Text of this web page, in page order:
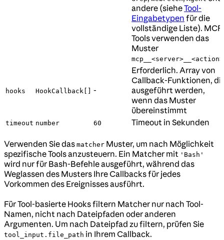
andere (sieheTool-
Eingabetypen für die
vollständige Liste).
Tools verwenden das
Muster
mcp__<server>__<action>
hooks HookCallback[] -
Erforderlich. Array von
Callback-Funktionen,
ausgeführt werden,
wenn das Muster
übereinstimmt
timeout number 60 Timeout in Sekunden
Verwenden Sie das matcher Muster, um nach Möglichkeit
spezifische Tools anzusteuern. Ein Matcher mit 'Bash'
wird nur für Bash-Befehle ausgeführt, während das
Weglassen des Musters Ihre Callbacks für jedes
Vorkommen des Ereignisses ausführt.
Für Tool-basierte Hooks filtern Matcher nur nach Tool-
Namen, nicht nach Dateipfaden oder anderen
Argumenten. Um nach Dateipfad zu filtern, prüfen Sie
tool_input.file_path in Ihrem Callback.